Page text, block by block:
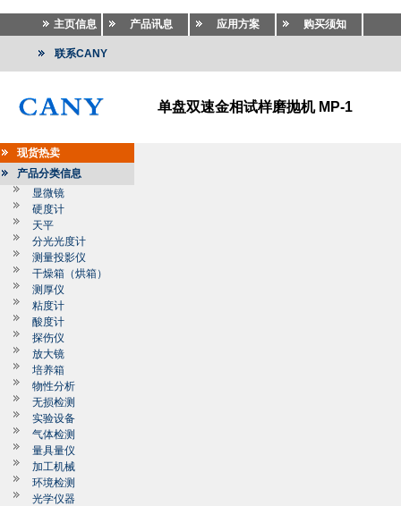
主页信息 产品讯息 应用方案 购买须知
联系CANY
单盘双速金相试样磨抛机 MP-1
现货热卖
产品分类信息
显微镜
硬度计
天平
分光光度计
测量投影仪
干燥箱（烘箱）
测厚仪
粘度计
酸度计
探伤仪
放大镜
培养箱
物性分析
无损检测
实验设备
气体检测
量具量仪
加工机械
环境检测
光学仪器